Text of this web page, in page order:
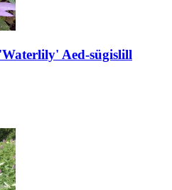
Aed-sügislill